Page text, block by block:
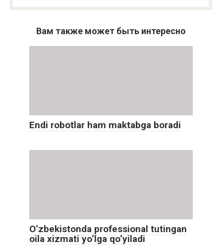
Вам также может быть интересно
Endi robotlar ham maktabga boradi
O‘zbekistonda professional tutingan
oila xizmati yo‘lga qo‘yiladi